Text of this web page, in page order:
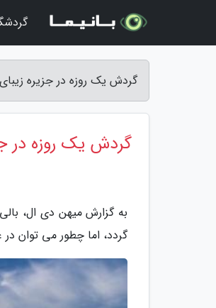
گردش یک روزه در جزیره
گردش یک روزه در
به گزارش میهن دی ال،
گردد، اما چطور می توان در عرض 24 ساعت گشت وگذار کاملی در این